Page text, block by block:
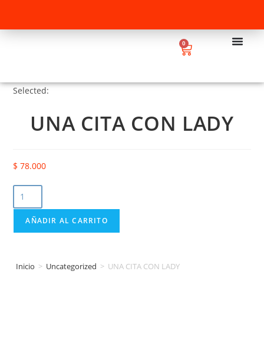
0
Selected:
UNA CITA CON LADY
$ 78.000
AÑADIR AL CARRITO
Inicio > Uncategorized > UNA CITA CON LADY